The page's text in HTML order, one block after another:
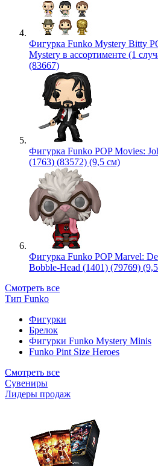
Фигурка Funko Mystery Bitty
Mystery в ассортименте (1
(83667)
Фигурка Funko POP Movies:
(1763) (83572) (9,5 см)
Фигурка Funko POP Marvel:
Bobble-Head (1401) (79769)
Смотреть все
Тип Funko
Фигурки
Брелок
Фигурки Funko Mystery Minis
Funko Pint Size Heroes
Смотреть все
Сувениры
Лидеры продаж